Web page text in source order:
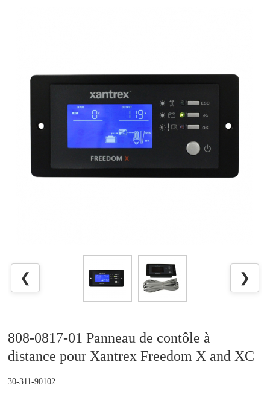
❮ ❯
808-0817-01 Panneau de contôle à
distance pour Xantrex Freedom X and XC
30-311-90102